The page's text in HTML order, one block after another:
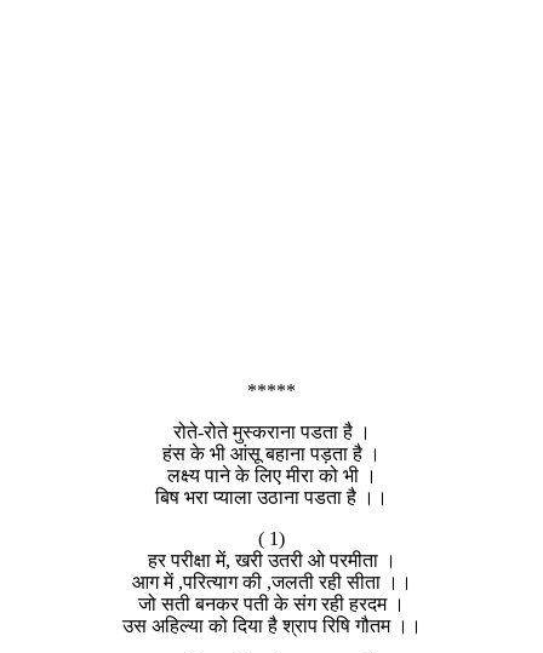
*****
रोते-रोते मुस्कराना पडता है ।
हंस के भी आंसू बहाना पड़ता है ।
लक्ष्य पाने के लिए मीरा को भी ।
बिष भरा प्याला उठाना पडता है ।।
( 1)
हर परीक्षा में, खरी उतरी ओ परमीता ।
आग में ,परित्याग की ,जलती रही सीता ।।
जो सती बनकर पती के संग रही हरदम ।
उस अहिल्या को दिया है श्राप रिषि गौतम ।।